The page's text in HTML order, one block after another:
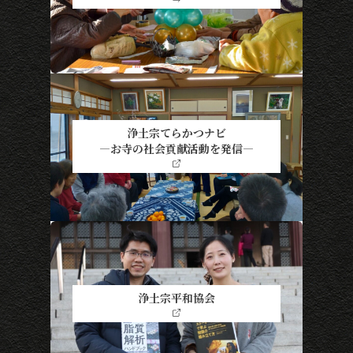
浄土宗てらかつナビ
―お寺の社会貢献活動を発信―
浄土宗平和協会